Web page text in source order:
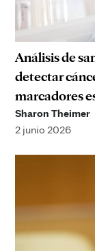
Análisis de
detectar
marcadores
Sharon Theimer
2 junio 2026